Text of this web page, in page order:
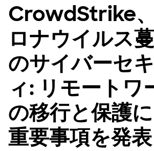
CrowdStrike
ロナウイルス
のサイバーセ
ィ: リモートワ
の移行と保護
重要事項を発表